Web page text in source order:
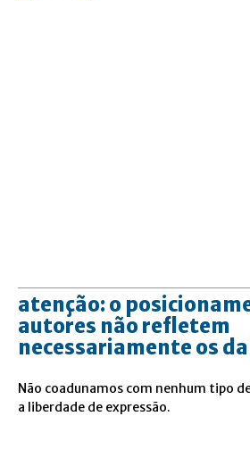
atenção: o
autores não refletem
necessariamente os
Não coadunamos com nenhum tipo
a liberdade de expressão.